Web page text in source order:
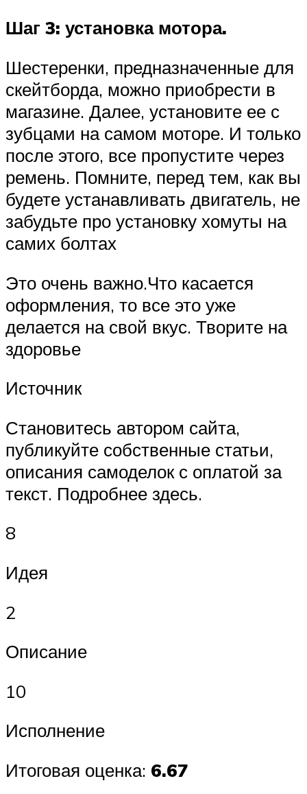
Шаг 3: установка мотора.
Шестеренки, предназначенные для
скейтборда, можно приобрести в
магазине. Далее, установите ее с
зубцами на самом моторе. И только
после этого, все пропустите через
ремень. Помните, перед тем, как вы
будете устанавливать двигатель, не
забудьте про установку хомуты на
самих болтах
Это очень важно.Что касается
оформления, то все это уже
делается на свой вкус. Творите на
здоровье
Источник
Становитесь автором сайта,
публикуйте собственные статьи,
описания самоделок с оплатой за
текст. Подробнее здесь.
8
Идея
2
Описание
10
Исполнение
Итоговая оценка: 6.67